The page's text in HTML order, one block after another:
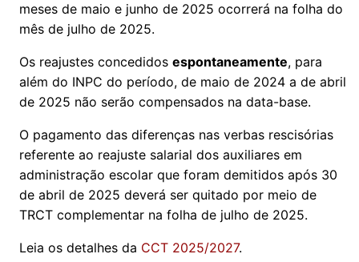
meses de maio e junho de 2025 ocorrerá na folha do
mês de julho de 2025.
Os reajustes concedidos espontaneamente, para
além do INPC do período, de maio de 2024 a de abril
de 2025 não serão compensados na data-base.
O pagamento das diferenças nas verbas rescisórias
referente ao reajuste salarial dos auxiliares em
administração escolar que foram demitidos após 30
de abril de 2025 deverá ser quitado por meio de
TRCT complementar na folha de julho de 2025.
Leia os detalhes da CCT 2025/2027.